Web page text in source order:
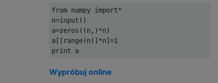
from numpy import*
n=input ()
a=zeros ((n ,)*n)
a [[ range(n)]*n]=1
print a
Wypróbuj online